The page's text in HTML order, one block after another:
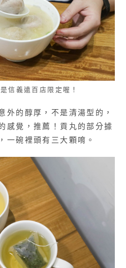
信義遠百店限定喔！
外的醇厚，不是清湯型的，
感覺，推薦！貢丸的部分據
一碗裡頭有三大顆唷。